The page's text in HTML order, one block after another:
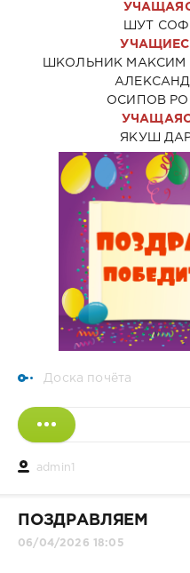
ШУТ
ШКОЛЬНИК МАКСИМ
ОСИПОВ
ЯКУШ
Доска почёта
admin1
ПОЗДРАВЛЯЕМ
06/04/2026 18:05